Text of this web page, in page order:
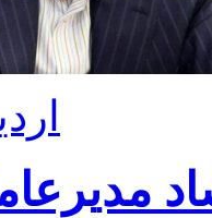
24